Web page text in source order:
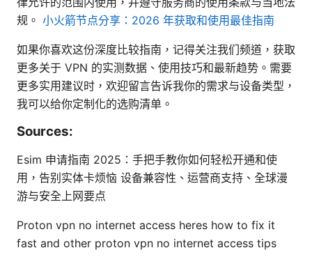
规。 小火箭节点分享：2026 年获取和使用最佳指南
如果你喜欢这份深度比较指南，记得关注我们频道，获取
更多关于 VPN 的实测数据、使用技巧和最新趋势。需要
更多实用建议时，欢迎留言告诉我你的需求与设备类型，
我可以给你定制化的选购清单。
Sources:
Esim 申请指南 2025：手把手教你如何轻松开通和使
用，告别实体卡烦恼 设备兼容性、运营商支持、全球漫
游与安全上网要点
Proton vpn no internet access heres how to fix it
fast and other proton vpn no internet access tips